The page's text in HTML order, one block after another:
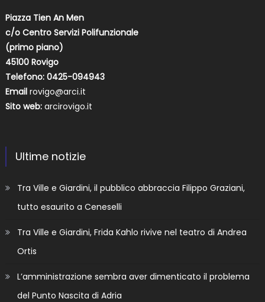
Piazza Tien An Men
c/o Centro Servizi Polifunzionale
(primo piano)
45100 Rovigo
Telefono: 0425-094943
Email rovigo@arci.it
Sito web: arcirovigo.it
Ultime notizie
Tra Ville e Giardini, il pubblico abbraccia Filippo Graziani,
tutto esaurito a Ceneselli
Tra Ville e Giardini, Frida Kahlo rivive nel teatro di Andrea
Ortis
L’amministrazione sembra aver dimenticato il problema
del Punto Nascita di Adria